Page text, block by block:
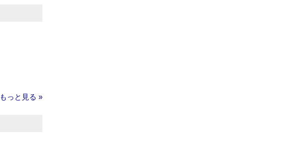
もっと見る »